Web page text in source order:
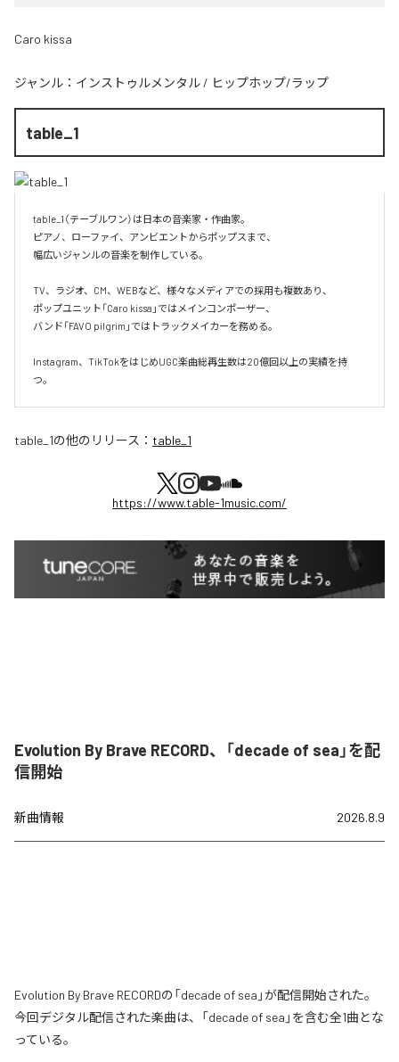
Caro kissa
ジャンル： インストゥルメンタル / ヒップホップ/ラップ
table_1
table_1（テーブルワン）は日本の音楽家・作曲家。
ピアノ、ローファイ、アンビエントからポップスまで、
幅広いジャンルの音楽を制作している。
TV、ラジオ、CM、WEBなど、様々なメディアでの採用も複数あり、
ポップユニット「Caro kissa」ではメインコンポーザー、
バンド「FAVO pilgrim」ではトラックメイカーを務める。
Instagram、TikTokをはじめUGC楽曲総再生数は20億回以上の実績を持
つ。
table_1の他のリリース： table_1
https://www.table-1music.com/
Evolution By Brave RECORD、「decade of sea」を配
信開始
新曲情報 2026.8.9
Evolution By Brave RECORDの「decade of sea」が配信開始された。
今回デジタル配信された楽曲は、「decade of sea」を含む全1曲とな
っている。